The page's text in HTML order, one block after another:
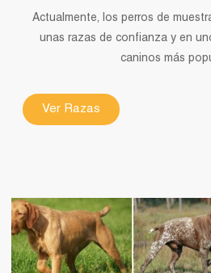
Actualmente, los perros de
unas razas de confianza y en
caninos más
Ver Razas